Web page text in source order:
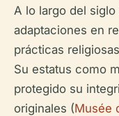
A lo largo del
adaptaciones en
prácticas
Su estatus como
protegido su
originales (Musée